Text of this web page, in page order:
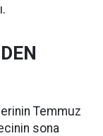
Temmuz
sona